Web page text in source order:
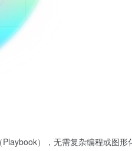
），无需复杂编程或图形